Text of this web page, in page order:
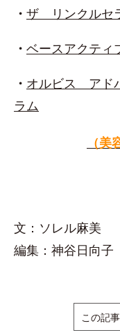
・ ザ リンクルセ
・ ベースアクティ
・ オルビス アド
ラム
（美
文：ソレル麻美
編集：神谷日向子
この記